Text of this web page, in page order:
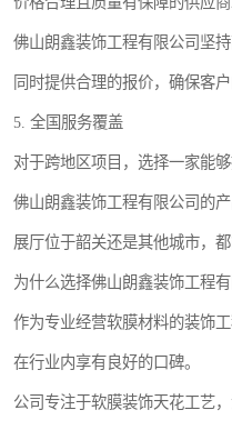
佛山朗鑫装饰工程有限公司坚
同时提供合理的报价，确保客
5. 全国服务覆盖
对于跨地区项目，选择一家能
佛山朗鑫装饰工程有限公司的
展厅位于韶关还是其他城市，
为什么选择佛山朗鑫装饰工程有
作为专业经营软膜材料的装饰
在行业内享有良好的口碑。
公司专注于软膜装饰天花工艺